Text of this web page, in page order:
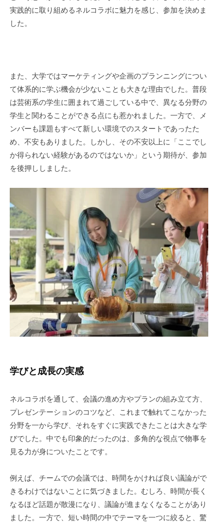
実践的に取り組めるネルコラボに魅力を感じ、参加を決めま
した。
また、大学ではマーケティングや企画のプランニングについ
て体系的に学ぶ機会が少ないことも大きな理由でした。普段
は芸術系の学生に囲まれて過ごしている中で、異なる分野の
学生と関わることができる点にも惹かれました。一方で、メ
ンバーも課題もすべて新しい環境でのスタートであったた
め、不安もありました。しかし、その不安以上に「ここでし
か得られない経験があるのではないか」という期待が、参加
を後押ししました。
学びと成長の実感
ネルコラボを通して、会議の進め方やプランの組み立て方、
プレゼンテーションのコツなど、これまで触れてこなかった
分野を一から学び、それをすぐに実践できたことは大きな学
びでした。中でも印象的だったのは、多角的な視点で物事を
見る力が身についたことです。
例えば、チームでの会議では、時間をかければ良い議論がで
きるわけではないことに気づきました。むしろ、時間が長く
なるほど話題が散漫になり、議論が進まなくなることがあり
ました。一方で、短い時間の中でテーマを一つに絞ると、驚